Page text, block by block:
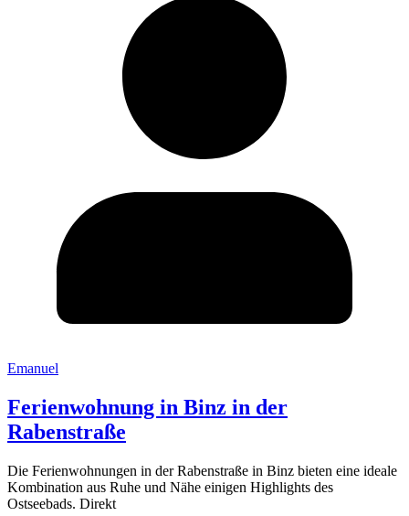
Emanuel
Ferienwohnung in Binz in der
Rabenstraße
Die Ferienwohnungen in der Rabenstraße in Binz bieten eine ideale
Kombination aus Ruhe und Nähe einigen Highlights des
Ostseebads. Direkt